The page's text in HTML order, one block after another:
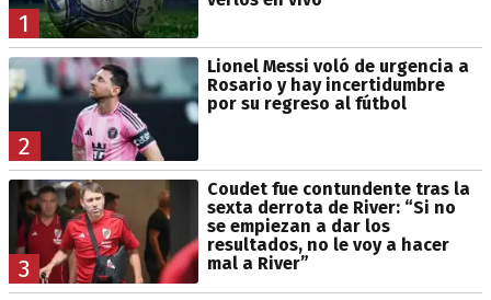
1
2
Lionel Messi voló de urgencia a
Rosario y hay incertidumbre
por su regreso al fútbol
3
Coudet fue contundente tras la
sexta derrota de River: “Si no
se empiezan a dar los
resultados, no le voy a hacer
mal a River”